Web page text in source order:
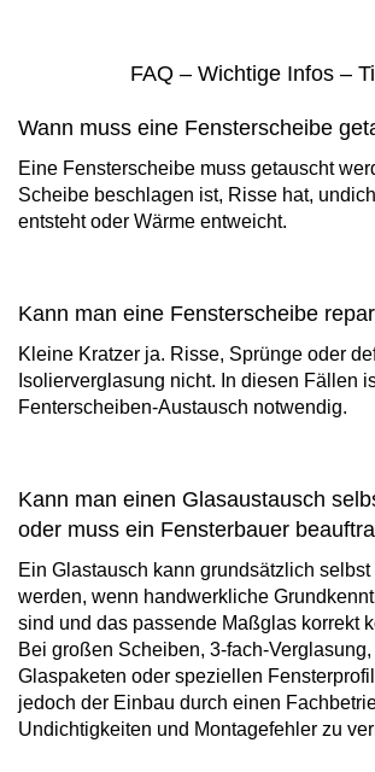
FAQ – Wichtige Infos –
Wann muss eine Fensterscheibe
Eine Fensterscheibe muss getauscht
Scheibe beschlagen ist, Risse hat,
entsteht oder Wärme entweicht.
Kann man eine Fensterscheibe
Kleine Kratzer ja. Risse, Sprünge oder
Isolierverglasung nicht. In diesen Fällen
Fenterscheiben-Austausch notwendig.
Kann man einen Glasaustausch
oder muss ein Fensterbauer
Ein Glastausch kann grundsätzlich
werden, wenn handwerkliche
sind und das passende Maßglas korrekt
Bei großen Scheiben, 3-fach-
Glaspaketen oder speziellen
jedoch der Einbau durch einen
Undichtigkeiten und Montagefehler zu